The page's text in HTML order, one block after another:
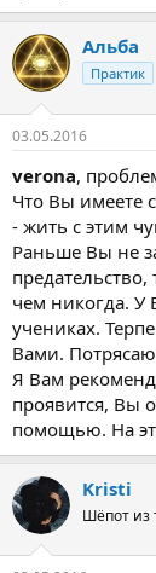
Альба
Практик
03.05.2016
verona,
Что Вы имеете
- жить с этим
Раньше Вы не
чем никогда. У
учениках.
Вами.
Я Вам
проявится, Вы
помощью. На
Kristi
Шёпот из